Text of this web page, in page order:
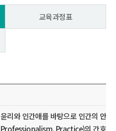
교육과정표
윤리와 인간애를 바탕으로 인간의 안
Professionalism, Practice)의 간호인